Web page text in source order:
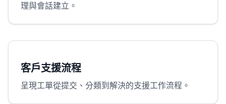
理與會話建立。
客戶支援流程
呈現工單從提交、分類到解決的支援工作流程。